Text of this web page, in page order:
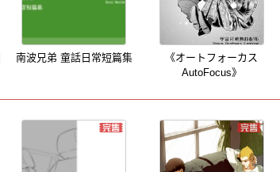
南波兄弟 童話日常短篇集
《オートフォーカス
AutoFocus》